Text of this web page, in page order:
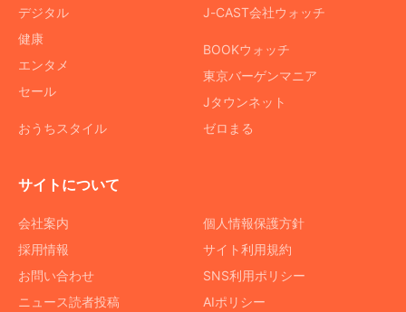
デジタル
健康
エンタメ
セール
おうちスタイル
J-CAST会社ウォッチ
BOOKウォッチ
東京バーゲンマニア
Jタウンネット
ゼロまる
サイトについて
会社案内
採用情報
お問い合わせ
ニュース読者投稿
個人情報保護方針
サイト利用規約
SNS利用ポリシー
AIポリシー